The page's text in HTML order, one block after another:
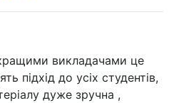
викладачами це
підхід до усіх студентів,
дуже зручна ,